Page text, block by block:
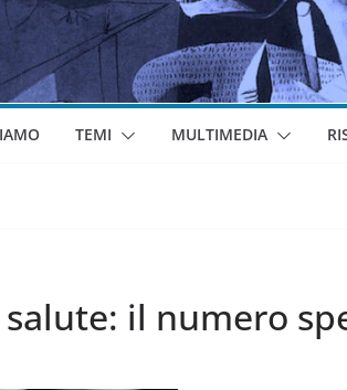
TEMI MULTIMEDIA
salute: il numero